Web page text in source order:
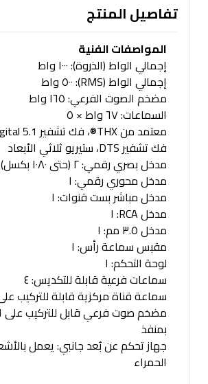
تفاصيل المنتج
المواصفات الفنية
إجمالي الواط (الذروة): ١٠٠٠ واط
إجمالي الواط (RMS): ٥٠٠ واط
مضخم الصوت الفرعي: ١٦٥ واط
السماعات: ٦٧ واط × ٥
فك تشفير DTS، ستيريو ثلاثي الأبعاد
مدخل بصري رقمي: ٢ (حتى ١٠٨٠ بكسل)
مدخل محوري رقمي: ١
مدخل مباشر بست قنوات: ١
مدخل RCA: ١
مدخل ٣.٥ مم: ١
مقبس سماعة رأس: ١
لوحة التحكم: ١
سماعات فرعية قابلة للتكديس: ٤
سماعة قناة مركزية قابلة للتركيب على
مضخم صوت فرعي قابل للتركيب على
بمنفذ
جهاز تحكم عن بُعد جانبي: يعمل
الحمراء